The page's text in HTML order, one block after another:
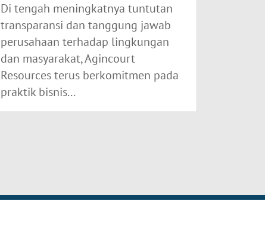
Di tengah meningkatnya tuntutan
transparansi dan tanggung jawab
perusahaan terhadap lingkungan
dan masyarakat, Agincourt
Resources terus berkomitmen pada
praktik bisnis...